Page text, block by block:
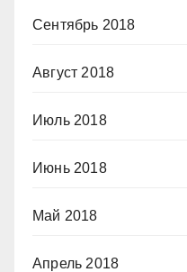
Сентябрь 2018
Август 2018
Июль 2018
Июнь 2018
Май 2018
Апрель 2018